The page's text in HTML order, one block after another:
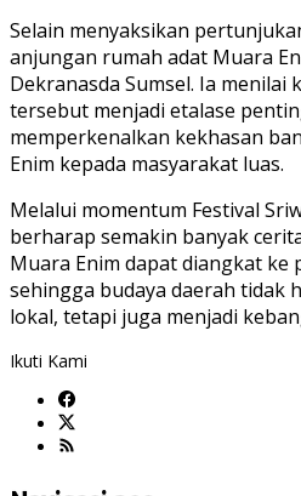
Selain menyaksikan
anjungan rumah adat Muara
Dekranasda Sumsel. Ia menilai
tersebut menjadi etalase
memperkenalkan kekhasan
Enim kepada masyarakat luas.
Melalui momentum Festival
berharap semakin banyak
Muara Enim dapat diangkat ke
sehingga budaya daerah tidak
lokal, tetapi juga menjadi
Ikuti Kami